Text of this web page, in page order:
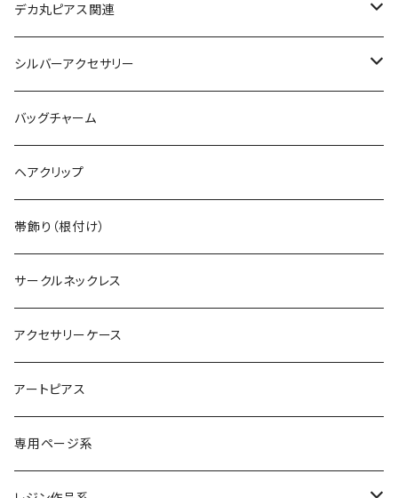
ヴィンテージピアス
ヴィンテージブレスレット
ヴィンテージピンバッジ
ヴィンテージリング
ヴィンテージイヤカフ
デカ丸ピアス関連
限定カラー
常設カラー
デカマルチョーカー
デカ丸アートピアス
デカマルチョーカー
シルバーアクセサリー
シルバーリング
シルバーネックレス
シルバーブレスレット
バッグチャーム
ヘアクリップ
帯飾り（根付け）
サークルネックレス
アクセサリーケース
アートピアス
専用ページ系